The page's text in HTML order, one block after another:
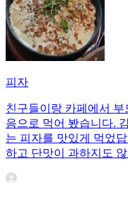
피자
친구들이랑 카페에서
음으로 먹어 봤습니다.
는 피자를 맛있게 먹었
하고 단맛이 과하지도